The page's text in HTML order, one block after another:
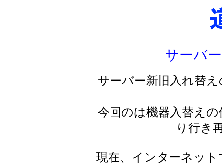
サーバ
サーバー新旧入れ替
今回のは機器入替え
り行き
現在、インターネッ